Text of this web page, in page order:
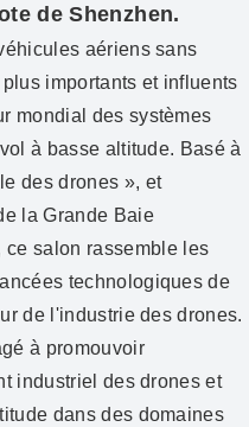
de Shenzhen.
aériens sans
importants et influents
mondial des systèmes
à basse altitude. Basé à
des drones », et
la Grande Baie
ce salon rassemble les
technologiques de
de l'industrie des drones.
à promouvoir
industriel des drones et
dans des domaines